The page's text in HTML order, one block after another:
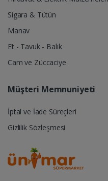
Sigara & Tütün
Manav
Et - Tavuk - Balık
Cam ve Züccaciye
Müşteri Memnuniyeti
İptal ve İade Süreçleri
Gizlilik Sözleşmesi